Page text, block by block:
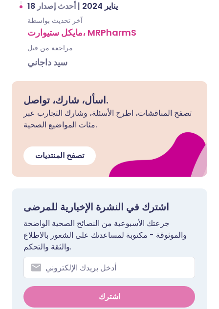
18 يناير 2024 |أحدث إصدار
آخر تحديث بواسطة
مايكل ستيوارت، MRPharmS
مراجعة من قبل
سيد داجاني
اسأل، شارك، تواصل.
تصفح المناقشات، اطرح الأسئلة، وشارك التجارب عبر
مئات المواضيع الصحية.
تصفح المنتديات
اشترك في النشرة الإخبارية للمرضى
جرعتك الأسبوعية من النصائح الصحية الواضحة
والموثوقة - مكتوبة لمساعدتك على الشعور بالاطلاع
والثقة والتحكم.
اشترك